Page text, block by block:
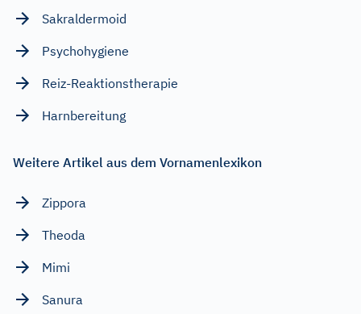
Sakraldermoid
Psychohygiene
Reiz-Reaktionstherapie
Harnbereitung
Weitere Artikel aus dem Vornamenlexikon
Zippora
Theoda
Mimi
Sanura